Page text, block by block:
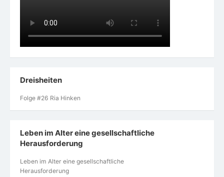
Dreisheiten
Folge #26 Ria Hinken
Leben im Alter eine gesellschaftliche
Herausforderung
Leben im Alter eine gesellschaftliche
Herausforderung